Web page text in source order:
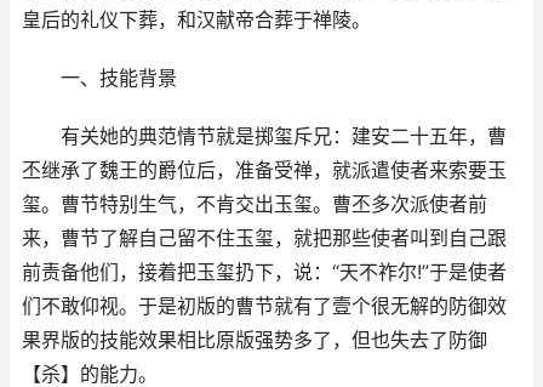
皇后的礼仪下葬，和汉献帝合葬于禅陵。
一、技能背景
有关她的典范情节就是掷玺斥兄：建安二十五年，曹
丕继承了魏王的爵位后，准备受禅，就派遣使者来索要玉
玺。曹节特别生气，不肯交出玉玺。曹丕多次派使者前
来，曹节了解自己留不住玉玺，就把那些使者叫到自己跟
前责备他们，接着把玉玺扔下，说：“天不祚尔!”于是使者
们不敢仰视。于是初版的曹节就有了壹个很无解的防御效
果界版的技能效果相比原版强势多了，但也失去了防御
【杀】的能力。